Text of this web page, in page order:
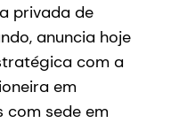
privada de
anuncia hoje
com a
em
sede em